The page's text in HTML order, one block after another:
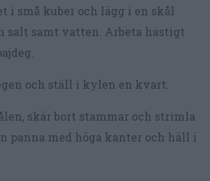
i små kuber och lägg i en skål
salt samt vatten. Arbeta hastigt
och ställ i kylen en kvart.
skär bort stammar och strimla
panna med höga kanter och häll i